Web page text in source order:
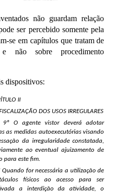
não guardam relação
ser percebido somente pela
se em capítulos que tratam de
e não sobre procedimento
dispositivos:
II
DOS USOS IRREGULARES
9º O agente vistor deverá adotar
as medidas autoexecutórias visando
da irregularidade constatada,
ao eventual ajuizamento de
para este fim.
Quando for necessária a utilização de
físicos ao acesso para ser
a interdição da atividade, o